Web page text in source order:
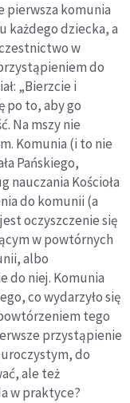
pierwsza komunia
każdego dziecka, a
w
do
„Bierzcie i
po to, aby go
Na mszy nie
Komunia (i to nie
Pańskiego,
nauczania Kościoła
do komunii (a
oczyszczenie się
w powtórnych
albo
do niej. Komunia
co wydarzyło się
tego
przystąpienie
do
ale też
w praktyce?